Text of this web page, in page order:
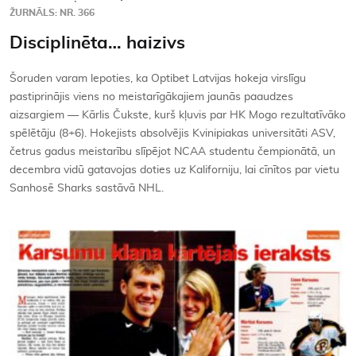
ŽURNĀLS: NR. 366
Disciplinēta… haizivs
Šoruden varam lepoties, ka Optibet Latvijas hokeja virslīgu
pastiprinājis viens no meistarīgākajiem jaunās paaudzes
aizsargiem — Kārlis Čukste, kurš kļuvis par HK Mogo rezultatīvāko
spēlētāju (8+6). Hokejists absolvējis Kvinipiakas universitāti ASV,
četrus gadus meistarību slīpējot NCAA studentu čempionātā, un
decembra vidū gatavojas doties uz Kaliforniju, lai cīnītos par vietu
Sanhosē Sharks sastāvā NHL.